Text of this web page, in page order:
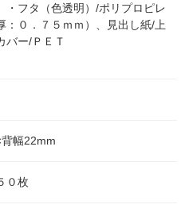
・フタ（色透明）/ポリプロピレ
：０．７５ｍｍ）、見出し紙/上
バー/ＰＥＴ
幅22mm
０枚